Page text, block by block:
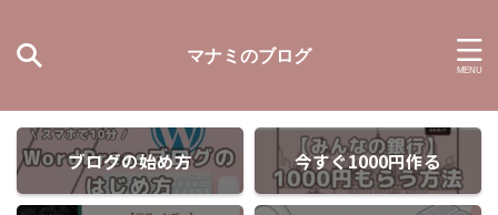
マナミのブログ
ブログの始め方 今すぐ1000円作る